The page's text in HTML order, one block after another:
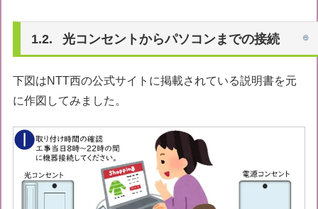
光コンセントからパソコンまでの接続
下図はNTT西の公式サイトに掲載されている説明書を元
に作図してみました。